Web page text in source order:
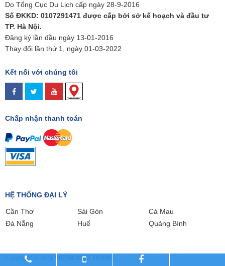
Do Tổng Cục Du Lịch cấp ngày 28-9-2016
Số ĐKKD: 0107291471 được cấp bởi sở kế hoạch và đầu tư
TP. Hà Nội.
Đăng ký lần đầu ngày 13-01-2016
Thay đổi lần thứ 1, ngày 01-03-2022
Kết nối với chúng tôi
Chấp nhận thanh toán
HỆ THỐNG ĐẠI LÝ
Cần Thơ Sài Gòn
Cà Mau
Đà Nẵng
Huế Quảng Bình
Copyright © 2016 VIETWORLD TRAVEL